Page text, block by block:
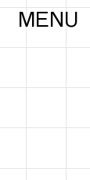
MENU